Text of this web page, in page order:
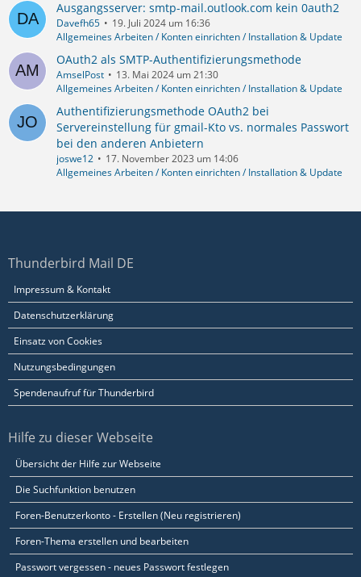
Ausgangsserver: smtp-mail.outlook.com kein 0auth2
Davefh65
19. Juli 2024 um 16:36
Allgemeines Arbeiten / Konten einrichten / Installation & Update
OAuth2 als SMTP-Authentifizierungsmethode
AmselPost
13. Mai 2024 um 21:30
Allgemeines Arbeiten / Konten einrichten / Installation & Update
Authentifizierungsmethode OAuth2 bei
Servereinstellung für gmail-Kto vs. normales Passwort
bei den anderen Anbietern
joswe12
17. November 2023 um 14:06
Allgemeines Arbeiten / Konten einrichten / Installation & Update
Thunderbird Mail DE
Impressum & Kontakt
Datenschutzerklärung
Einsatz von Cookies
Nutzungsbedingungen
Spendenaufruf für Thunderbird
Hilfe zu dieser Webseite
Übersicht der Hilfe zur Webseite
Die Suchfunktion benutzen
Foren-Benutzerkonto - Erstellen (Neu registrieren)
Foren-Thema erstellen und bearbeiten
Passwort vergessen - neues Passwort festlegen